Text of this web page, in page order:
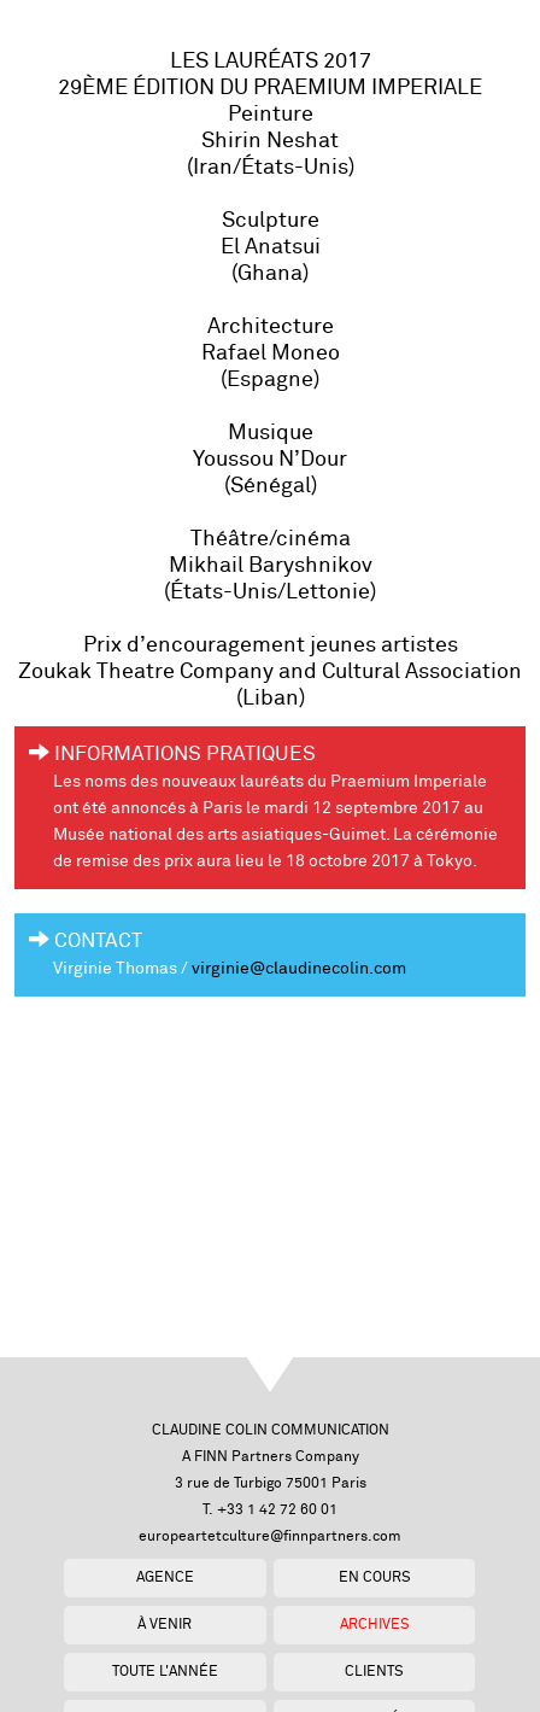
LES LAURÉATS 2017
29ÈME ÉDITION DU PRAEMIUM IMPERIALE
Peinture
Shirin Neshat
(Iran/États-Unis)
Sculpture
El Anatsui
(Ghana)
Architecture
Rafael Moneo
(Espagne)
Musique
Youssou N’Dour
(Sénégal)
Théâtre/cinéma
Mikhail Baryshnikov
(États-Unis/Lettonie)
Prix d’encouragement jeunes artistes
Zoukak Theatre Company and Cultural Association
(Liban)
INFORMATIONS PRATIQUES
Les noms des nouveaux lauréats du Praemium Imperiale
ont été annoncés à Paris le mardi 12 septembre 2017 au
Musée national des arts asiatiques-Guimet. La cérémonie
de remise des prix aura lieu le 18 octobre 2017 à Tokyo.
CONTACT
Virginie Thomas / virginie@claudinecolin.com
CLAUDINE COLIN COMMUNICATION
A FINN Partners Company
3 rue de Turbigo 75001 Paris
T. +33 1 42 72 60 01
europeartetculture@finnpartners.com
AGENCE EN COURS
À VENIR ARCHIVES
TOUTE L'ANNÉE CLIENTS